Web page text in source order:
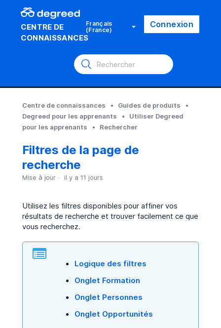
CENTRE DE
CONNAISSANCES
Français
(France) Connexion
Centre de connaissances
Guides de produits
Degreed pour les apprenants
Utiliser Degreed
pour les apprenants
Rechercher
Filtres de la page de
recherche
Mise à jour il y a 11 jours
Utilisez les filtres disponibles pour affiner vos
résultats de recherche et trouver facilement ce que
vous recherchez.
Logique des filtres
Onglet Formation
Onglet Personnes
Onglet Opportunités